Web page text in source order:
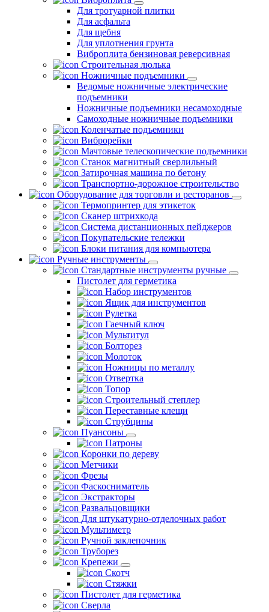
Для тротуарной плитки
Для асфальта
Для щебня
Для уплотнения грунта
Виброплита бензиновая реверсивная
Строительная люлька
Ножничные подъемники
Ведомые ножничные электрические
подъемники
Ножничные подъемники несамоходные
Самоходные ножничные подъемники
Коленчатые подъемники
Виброрейки
Мачтовые телескопические подъемники
Станок магнитный сверлильный
Затирочная машина по бетону
Транспортно-дорожное строительство
Оборудование для торговли и ресторанов
Термопринтер для этикеток
Сканер штрихкода
Система дистанционных пейджеров
Покупательские тележки
Блоки питания для компьютера
Ручные инструменты
Стандартные инструменты ручные
Пистолет для герметика
Набор инструментов
Ящик для инструментов
Рулетка
Гаечный ключ
Мультитул
Болторез
Молоток
Ножницы по металлу
Отвертка
Топор
Строительный степлер
Переставные клещи
Струбцины
Пуансоны
Патроны
Коронки по дереву
Метчики
Фрезы
Фаскосниматель
Экстракторы
Развальцовщики
Для штукатурно-отделочных работ
Мультиметр
Ручной заклепочник
Труборез
Крепежи
Скотч
Стяжки
Пистолет для герметика
Сверла